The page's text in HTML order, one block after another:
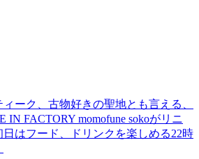
ーク、古物好きの聖地とも言える、
IN FACTORY momofune sokoがリニ
日はフード、ドリンクを楽しめる22時